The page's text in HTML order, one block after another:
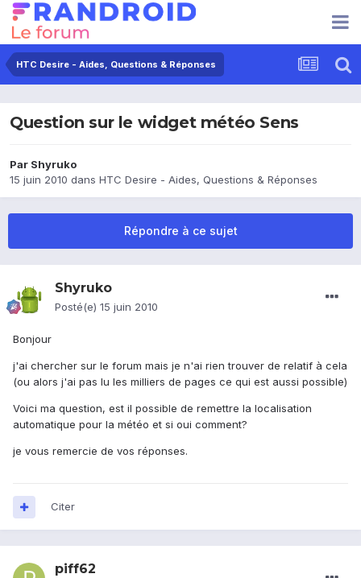
HTC Desire - Aides, Questions & Réponses
Question sur le widget météo Sens
Par Shyruko
15 juin 2010 dans HTC Desire - Aides, Questions & Réponses
Répondre à ce sujet
Shyruko
Posté(e) 15 juin 2010
Bonjour
j'ai chercher sur le forum mais je n'ai rien trouver de relatif à cela
(ou alors j'ai pas lu les milliers de pages ce qui est aussi possible)
Voici ma question, est il possible de remettre la localisation
automatique pour la météo et si oui comment?
je vous remercie de vos réponses.
Citer
piff62